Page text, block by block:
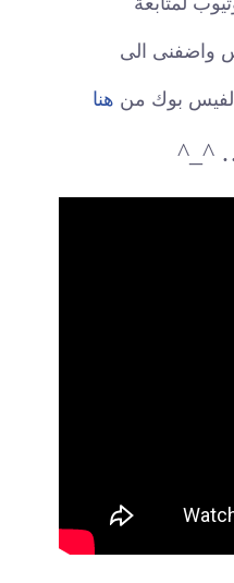
واضفنى الى
هنا
… ^_^